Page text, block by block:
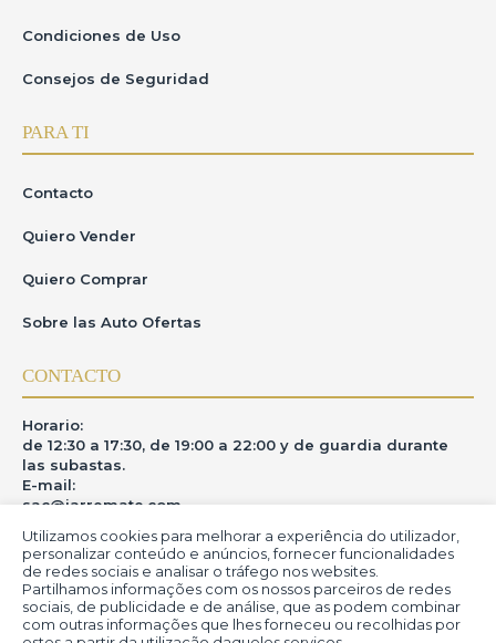
Utilizamos cookies para melhorar a experiência do utilizador,
personalizar conteúdo e anúncios, fornecer funcionalidades
de redes sociais e analisar o tráfego nos websites.
Partilhamos informações com os nossos parceiros de redes
sociais, de publicidade e de análise, que as podem combinar
com outras informações que lhes forneceu ou recolhidas por
Condiciones de Uso
Consejos de Seguridad
PARA TI
Contacto
Quiero Vender
Quiero Comprar
Sobre las Auto Ofertas
CONTACTO
Horario:
de 12:30 a 17:30, de 19:00 a 22:00 y de guardia durante
las subastas.
E-mail:
sac@iarremate.com
DONDE ESTAMOS
R. Heitor Modesto, 28 - Estação São Lourenço - MG
CEP: 37470-000